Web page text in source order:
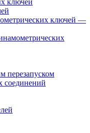
ключей
ключей —
перезапуском
соединений